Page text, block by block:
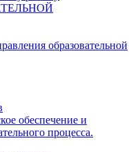
образовательной
обеспечение и
процесса.